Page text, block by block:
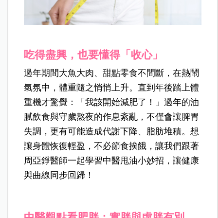
吃得盡興，也要懂得「收心」
過年期間大魚大肉、甜點零食不間斷，在熱鬧
氣氛中，體重隨之悄悄上升。直到年後踏上體
重機才驚覺：「我該開始減肥了！」過年的油
膩飲食與守歲熬夜的作息紊亂，不僅會讓脾胃
失調，更有可能造成代謝下降、脂肪堆積。想
讓身體恢復輕盈，不必節食挨餓，讓我們跟著
周亞錚醫師一起學習中醫甩油小妙招，讓健康
與曲線同步回歸！